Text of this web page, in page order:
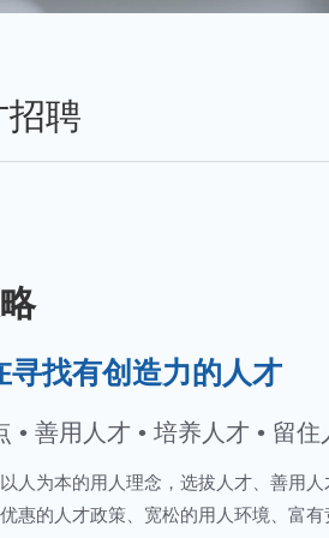
招聘
寻找有创造力的人才
• 善用人才 • 培养人才 • 留住
人为本的用人理念，选拔人才、善用
惠的人才政策、宽松的用人环境、富